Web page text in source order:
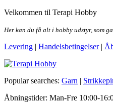
Skip
the
Velkommen til Terapi Hobby
Her kan du få alt i hobby udstyr, som
Levering | Handelsbetingelser|
Terapi Hobby
Popular searches: Garn |
Åbningstider: Man-Fre 10:00-